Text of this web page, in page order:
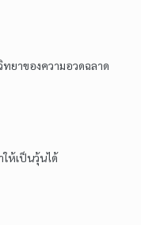
ยาของความอวดฉลาด
ให้เป็นวุ้นได้